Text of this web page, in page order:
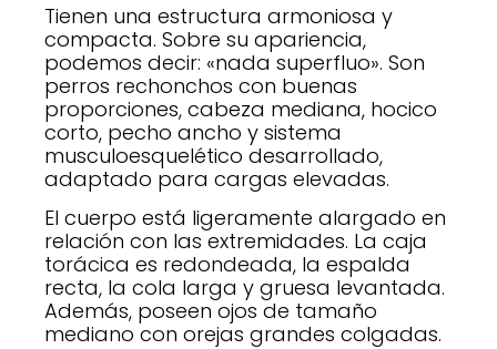
Tienen una estructura armoniosa y
compacta. Sobre su apariencia,
podemos decir: «nada superfluo». Son
perros rechonchos con buenas
proporciones, cabeza mediana, hocico
corto, pecho ancho y sistema
musculoesquelético desarrollado,
adaptado para cargas elevadas.
El cuerpo está ligeramente alargado en
relación con las extremidades. La caja
torácica es redondeada, la espalda
recta, la cola larga y gruesa levantada.
Además, poseen ojos de tamaño
mediano con orejas grandes colgadas.